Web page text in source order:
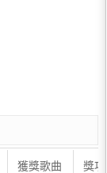
獲獎歌曲 獎